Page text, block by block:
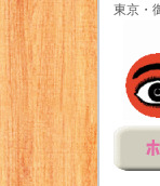
東京・